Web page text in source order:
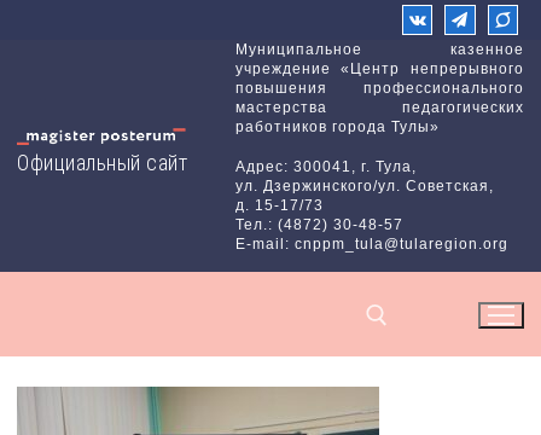
Официальный сайт
Муниципальное казенное
учреждение «Центр непрерывного
повышения профессионального
мастерства педагогических
работников города Тулы»
Адрес: 300041, г. Тула,
ул. Дзержинского/ул. Советская,
д. 15-17/73
Тел.: (4872) 30-48-57
E-mail: cnppm_tula@tularegion.org